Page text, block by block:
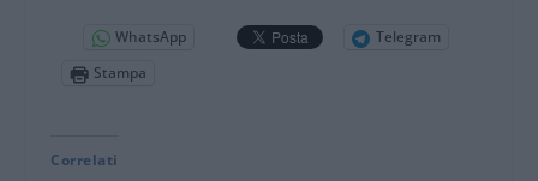
WhatsApp
Telegram
Stampa
Correlati